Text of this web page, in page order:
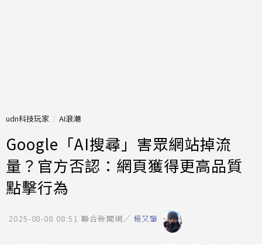
udn科技玩家 AI浪潮
Google「AI搜尋」害眾網站掉流
量？官方否認：網頁獲得更高品質
點擊行為
2025-08-08 08:51 聯合新聞網／ 楊又肇